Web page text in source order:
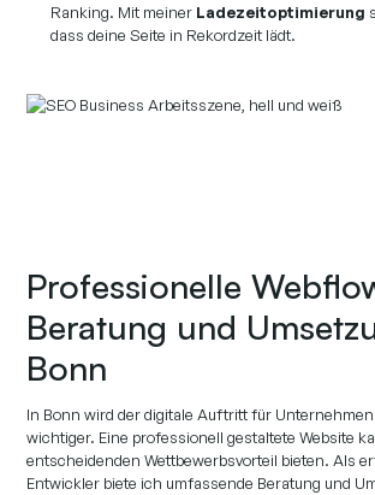
Ranking. Mit meiner Ladezeitoptimierung
dass deine Seite in Rekordzeit lädt.
Professionelle
Beratung und
Bonn
In Bonn wird der digitale Auftritt für
wichtiger. Eine professionell gestaltete Website
entscheidenden Wettbewerbsvorteil bieten. Als
Entwickler biete ich umfassende Beratung und